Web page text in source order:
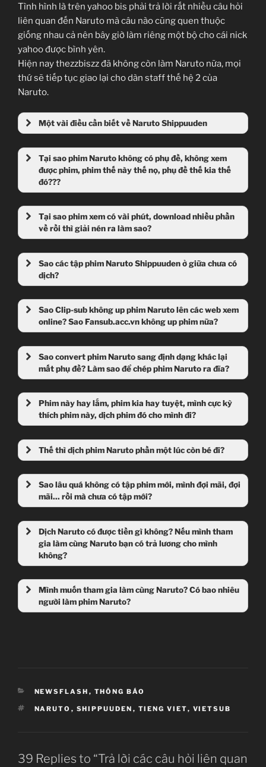
Tình hình là trên yahoo bis phải trả lời rất nhiều câu hỏi
liên quan đến Naruto mà câu nào cũng quen thuộc
giống nhau cả nên bây giờ làm riêng một bộ cho cái nick
yahoo được bình yên.
Hiện nay thezzbiszz đã không còn làm Naruto nữa, mọi
thứ sẽ tiếp tục giao lại cho dàn staff thế hệ 2 của
Naruto.
Một vài điều cần biết về Naruto Shippuuden
Tại sao phim Naruto không có phụ đề, không xem
được phim, phim thế này thế nọ, phụ đề thế kia thế
đó???
Tại sao phim xem có vài phút, download nhiều phần
về rồi thì giải nén ra làm sao?
Sao các tập phim Naruto Shippuuden ở giữa chưa có
dịch?
Sao Clip-sub không up phim Naruto lên các web xem
online? Sao Fansub.acc.vn không up phim nữa?
Sao convert phim Naruto sang định dạng khác lại
mất phụ đề? Làm sao để chép phim Naruto ra đĩa?
Phim này hay lắm, phim kia hay tuyệt, mình cực kỳ
thích phim này, dịch phim đó cho mình đi?
Thế thì dịch phim Naruto phần một lúc còn bé đi?
Sao lâu quá không có tập phim mới, mình đợi mãi, đợi
mãi... rồi mà chưa có tập mới?
Dịch Naruto có được tiền gì không? Nếu mình tham
gia làm cùng Naruto bạn có trả lương cho mình
không?
Mình muốn tham gia làm cùng Naruto? Có bao nhiêu
người làm phim Naruto?
Thezzbiszz (“Não trùm”)
MogKhang (2nd leader),
CATEGORIES
NEWSFLASH , THÔNG BÁO
TAGS
NARUTO , SHIPPUUDEN , TIENG VIET, VIETSUB
39 Replies to “Trả lời các câu hỏi liên quan